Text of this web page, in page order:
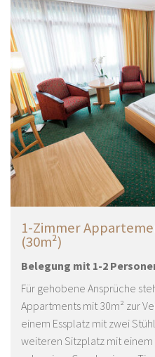
1-Zimmer
(30m²)
Belegung mit 1-2
Für gehobene Ansprüche
Appartments mit 30m² zur
einem Essplatz mit zwei
weiteren Sitzplatz mit einem